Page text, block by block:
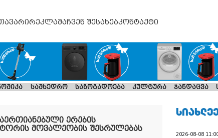
რეკლამაჩვენ შესახებკონტაქტი
სამხედრო საზოგადოება კულტურა ჯანდაცვა
ერების
მოვალეობის შესრულებას
2026-08-08